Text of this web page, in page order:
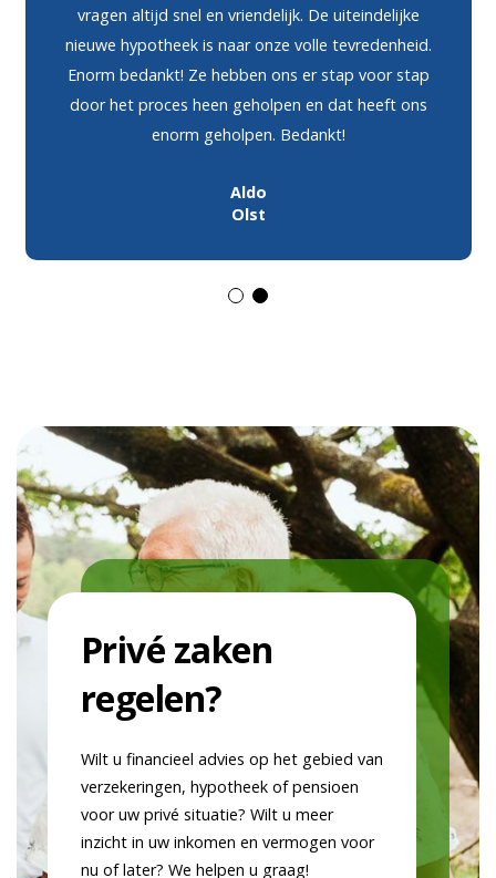
vragen altijd snel en vriendelijk. De uiteindelijke
nieuwe hypotheek is naar onze volle tevredenheid.
Enorm bedankt! Ze hebben ons er stap voor stap
door het proces heen geholpen en dat heeft ons
enorm geholpen. Bedankt!
Aldo
Olst
Privé zaken
regelen?
Wilt u financieel advies op het gebied van
verzekeringen, hypotheek of pensioen
voor uw privé situatie? Wilt u meer
inzicht in uw inkomen en vermogen voor
nu of later? We helpen u graag!